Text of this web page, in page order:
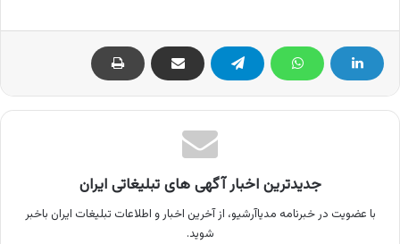
جدیدترین اخبار آگهی های تبلیغاتی ایران
با عضویت در خبرنامه مدیاآرشیو، از آخرین اخبار و اطلاعات تبلیغات ایران باخبر
شوید.